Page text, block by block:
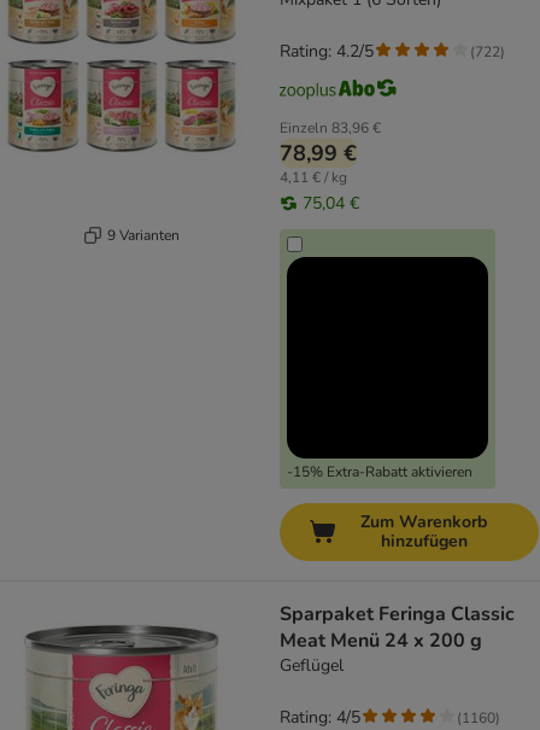
9 Varianten
Einzeln 83,96 €
78,99 €
4,11 € / kg
75,04 €
-15% Extra-Rabatt aktivieren
Rating: 4.2/5 (722)
Zum Warenkorb
hinzufügen
Sparpaket Feringa Classic
Meat Menü 24 x 200 g
Geflügel
Rating: 4/5 (1160)